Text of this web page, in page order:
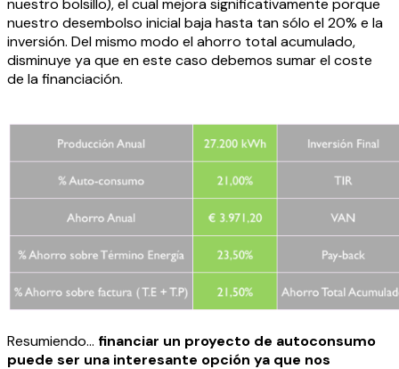
nuestro desembolso inicial baja hasta tan sólo el 20% e la
inversión. Del mismo modo el ahorro total acumulado,
disminuye ya que en este caso debemos sumar el coste
de la financiación.
Resumiendo… financiar un proyecto de autoconsumo
puede ser una interesante opción ya que nos